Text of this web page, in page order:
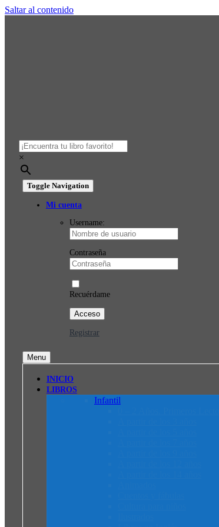
Saltar al contenido
×
Toggle Navigation
Mi cuenta
Username:
Contraseña
Recuérdame
Registrar
Menu
INICIO
LIBROS
Infantil